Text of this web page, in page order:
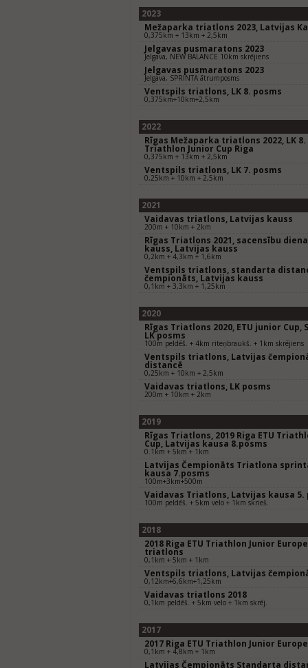
2023
Mežaparka triatlons 2023, Latvijas
0,375km + 13km + 2,5km
Jelgavas pusmaratons 2023
Jelgava, NEW BALANCE 10km skrējiens
Jelgavas pusmaratons 2023
Jelgava, SPRINTA ātrumposms
Ventspils triatlons, LK 8. posms
0,375km+10km+2,5km
2022
Rīgas Mežaparka triatlons 2022, LK
Triathlon Junior Cup Riga
0,375km + 13km + 2,5km
Ventspils triatlons, LK 7. posms
0,25km + 10km + 2,5km
2021
Vaidavas triatlons, Latvijas kauss
200m + 10km + 2km
Rīgas Triatlons 2021, sacensību
kauss, Latvijas kauss
0,2km + 4,3km + 1,6km
Ventspils triatlons, standarta
čempionāts, Latvijas kauss
0,1km + 3,3km + 1,25km
2020
Rīgas Triatlons 2020, ETU junior
LK posms
100m peldēš. + 4km riteņbraukš. + 1km skrējiens
Ventspils triatlons, Latvijas
distancē
0,25km + 10km + 2,5km
Vaidavas triatlons, LK posms
200m + 10km + 2km
2019
Rīgas Triatlons, 2019 Riga ETU
Cup, Latvijas kausa 8.posms
0.1km + 5km + 1km
Latvijas Čempionāts Triatlona
kausa 7.posms
100m+3km+500m
Vaidavas Triatlons, Latvijas kausa 5.
100m peldēš. + 5km velo + 1km skrieš.
2018
2018 Riga ETU Triathlon Junior
triatlons
0,1km + 5km + 1km
Ventspils triatlons, Latvijas
0,12km+6,6km+1,25km
Vaidavas triatlons 2018
0,1km peldēš. + 5km velo + 1km skrēj.
2017
2017 Riga ETU Triathlon Junior
0,1km + 4,8km + 1km
Latvijas Čempionāts Standarta